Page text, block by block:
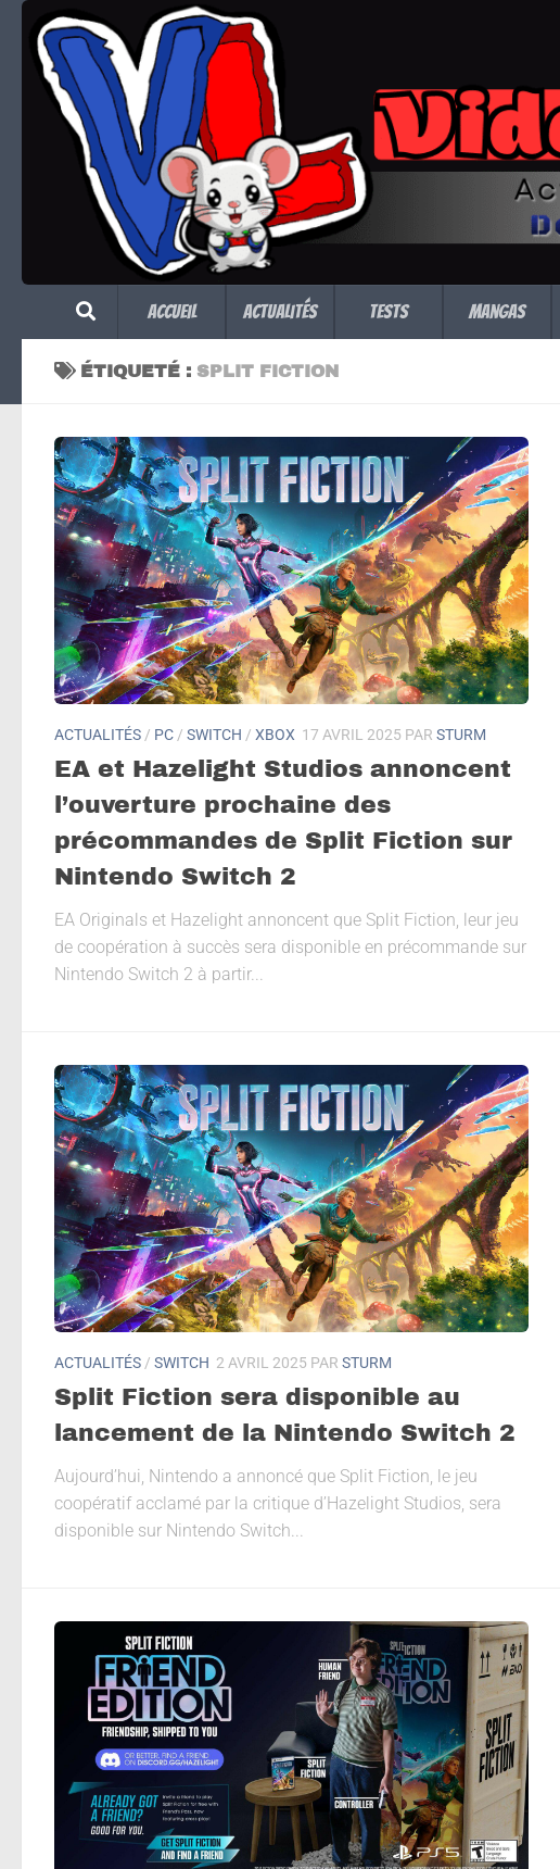
Skip to content
Accueil Actualités Tests Mangas
ÉTIQUETÉ : SPLIT FICTION
ACTUALITÉS / PC / SWITCH / XBOX 17 AVRIL 2025 PAR STURM
EA et Hazelight Studios annoncent
l’ouverture prochaine des
précommandes de Split Fiction sur
Nintendo Switch 2
EA Originals et Hazelight annoncent que Split Fiction, leur jeu
de coopération à succès sera disponible en précommande sur
Nintendo Switch 2 à partir...
ACTUALITÉS / SWITCH 2 AVRIL 2025 PAR STURM
Split Fiction sera disponible au
lancement de la Nintendo Switch 2
Aujourd’hui, Nintendo a annoncé que Split Fiction, le jeu
coopératif acclamé par la critique d’Hazelight Studios, sera
disponible sur Nintendo Switch...